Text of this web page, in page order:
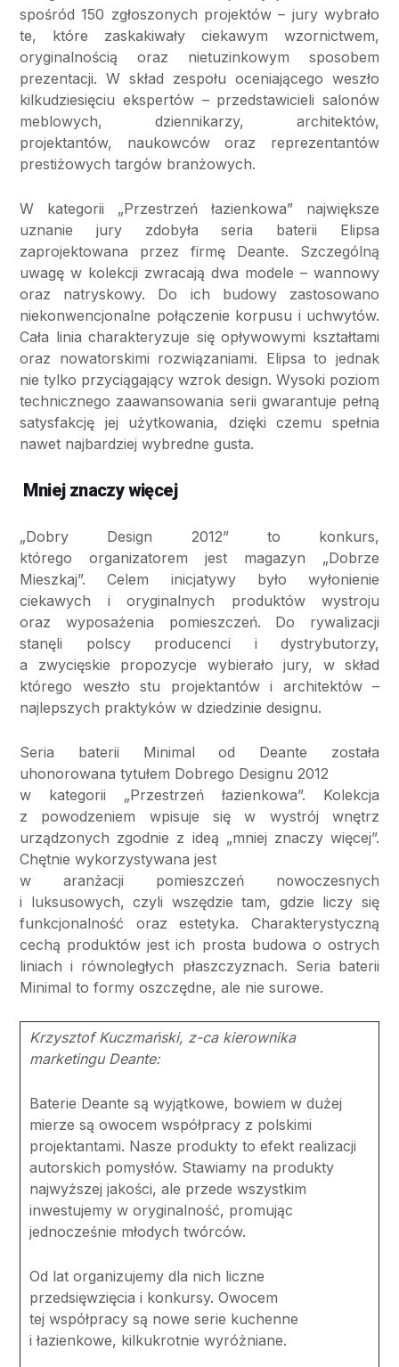
spośród 150 zgłoszonych projektów – jury wybrało
te, które zaskakiwały ciekawym wzornictwem,
oryginalnością oraz nietuzinkowym sposobem
prezentacji. W skład zespołu oceniającego weszło
kilkudziesięciu ekspertów – przedstawicieli salonów
meblowych, dziennikarzy, architektów,
projektantów, naukowców oraz reprezentantów
prestiżowych targów branżowych.
W kategorii „Przestrzeń łazienkowa” największe
uznanie jury zdobyła seria baterii Elipsa
zaprojektowana przez firmę Deante. Szczególną
uwagę w kolekcji zwracają dwa modele – wannowy
oraz natryskowy. Do ich budowy zastosowano
niekonwencjonalne połączenie korpusu i uchwytów.
Cała linia charakteryzuje się opływowymi kształtami
oraz nowatorskimi rozwiązaniami. Elipsa to jednak
nie tylko przyciągający wzrok design. Wysoki poziom
technicznego zaawansowania serii gwarantuje pełną
satysfakcję jej użytkowania, dzięki czemu spełnia
nawet najbardziej wybredne gusta.
Mniej znaczy więcej
„Dobry Design 2012” to konkurs,
którego organizatorem jest magazyn „Dobrze
Mieszkaj”. Celem inicjatywy było wyłonienie
ciekawych i oryginalnych produktów wystroju
oraz wyposażenia pomieszczeń. Do rywalizacji
stanęli polscy producenci i dystrybutorzy,
a zwycięskie propozycje wybierało jury, w skład
którego weszło stu projektantów i architektów –
najlepszych praktyków w dziedzinie designu.
Seria baterii Minimal od Deante została
uhonorowana tytułem Dobrego Designu 2012
w kategorii „Przestrzeń łazienkowa”. Kolekcja
z powodzeniem wpisuje się w wystrój wnętrz
urządzonych zgodnie z ideą „mniej znaczy więcej”.
Chętnie wykorzystywana jest
w aranżacji pomieszczeń nowoczesnych
i luksusowych, czyli wszędzie tam, gdzie liczy się
funkcjonalność oraz estetyka. Charakterystyczną
cechą produktów jest ich prosta budowa o ostrych
liniach i równoległych płaszczyznach. Seria baterii
Minimal to formy oszczędne, ale nie surowe.
Krzysztof Kuczmański, z-ca kierownika
marketingu Deante:
Baterie Deante są wyjątkowe, bowiem w dużej
mierze są owocem współpracy z polskimi
projektantami. Nasze produkty to efekt realizacji
autorskich pomysłów. Stawiamy na produkty
najwyższej jakości, ale przede wszystkim
inwestujemy w oryginalność, promując
jednocześnie młodych twórców.
Od lat organizujemy dla nich liczne
przedsięwzięcia i konkursy. Owocem
tej współpracy są nowe serie kuchenne
i łazienkowe, kilkukrotnie wyróżniane.